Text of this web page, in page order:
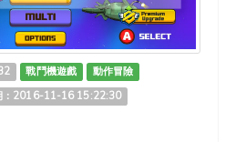
戰鬥機遊戲
動作冒險
：2016-11-16 15:22:30